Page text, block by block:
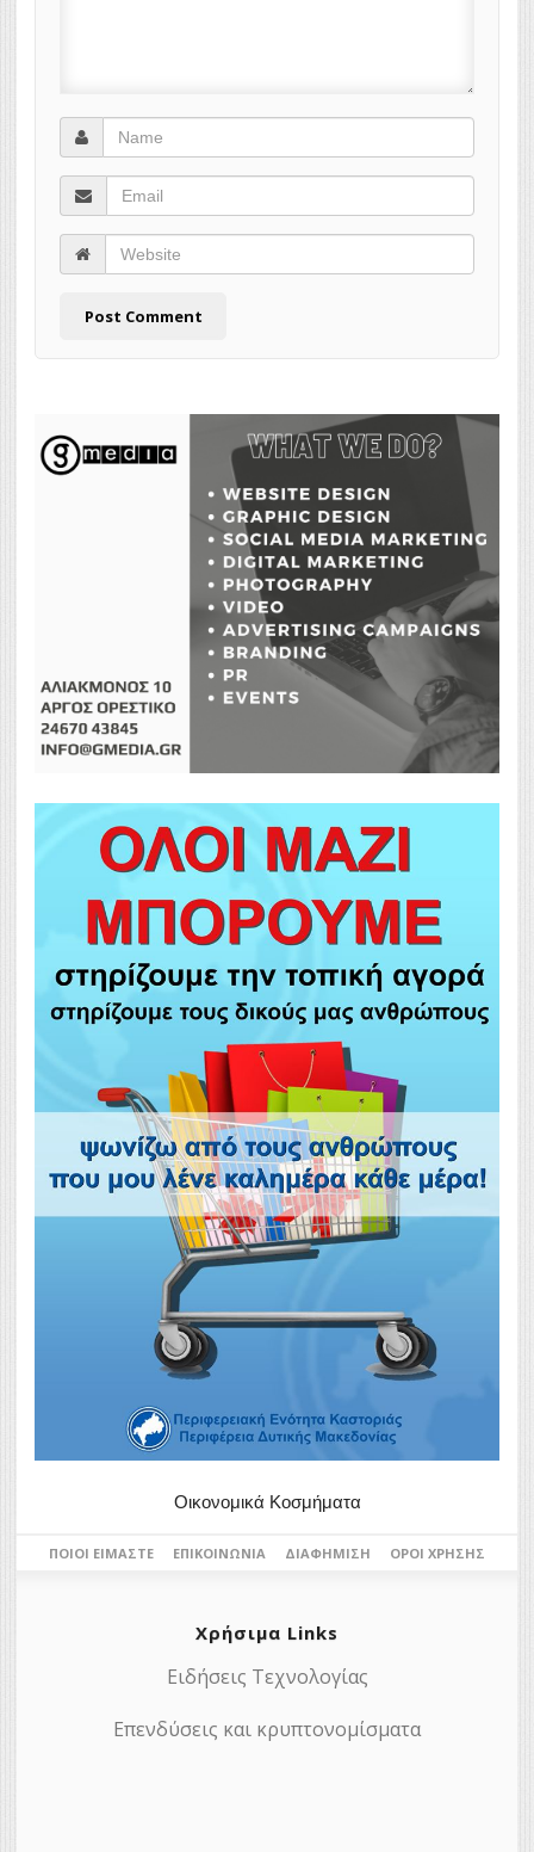
Οικονομικά Κοσμήματα
ΠΟΙΟΙ ΕΊΜΑΣΤΕ ΕΠΙΚΟΙΝΩΝΊΑ ΔΙΑΦΉΜΙΣΗ ΌΡΟΙ ΧΡΉΣΗΣ
Χρήσιμα Links
Ειδήσεις Τεχνολογίας
Επενδύσεις και κρυπτονομίσματα